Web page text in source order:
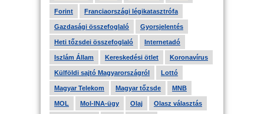
Forint Franciaországi légikatasztrófa
Gazdasági összefoglaló Gyorsjelentés
Heti tőzsdei összefoglaló Internetadó
Iszlám Állam Kereskedési ötlet Koronavírus
Külföldi sajtó Magyarországról Lottó
Magyar Telekom Magyar tőzsde MNB
MOL Mol-INA-ügy Olaj Olasz választás